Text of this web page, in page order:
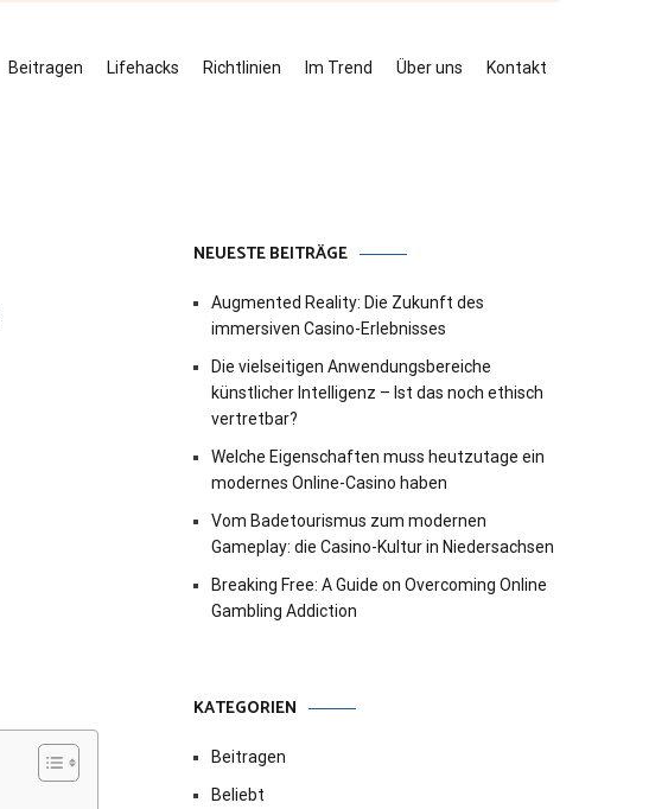
Beitragen Lifehacks Richtlinien Im Trend Über uns Kontakt
NEUESTE BEITRÄGE
Augmented Reality: Die Zukunft des
immersiven Casino-Erlebnisses
Die vielseitigen Anwendungsbereiche
künstlicher Intelligenz – Ist das noch ethisch
vertretbar?
Welche Eigenschaften muss heutzutage ein
modernes Online-Casino haben
Vom Badetourismus zum modernen
Gameplay: die Casino-Kultur in Niedersachsen
Breaking Free: A Guide on Overcoming Online
Gambling Addiction
KATEGORIEN
Beitragen
Beliebt